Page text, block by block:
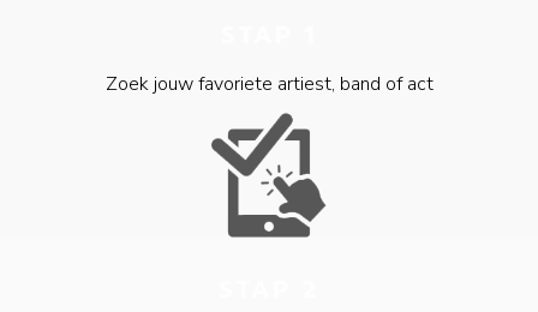
Zoek jouw favoriete artiest, band of act